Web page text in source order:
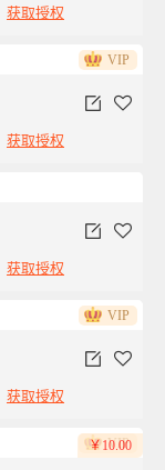
获取授权
VIP
获取授权
获取授权
VIP
获取授权
VIP
￥10.00